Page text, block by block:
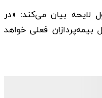
بیان می‌کند: «در
فعلی خواهد